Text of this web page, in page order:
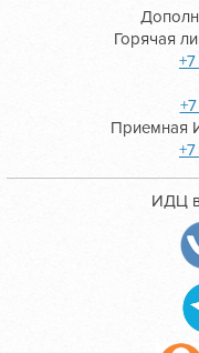
Горячая
Приемная
ИДЦ в